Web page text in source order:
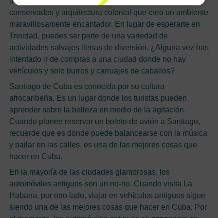
conservados y arquitectura colonial que crea un ambiente
maravillosamente encantador. En lugar de esperarte en
Trinidad, puedes ser parte de una variedad de
actividades salvajes llenas de diversión. ¿Alguna vez has
intentado ir de compras a una ciudad donde no hay
vehículos y solo burros y carruajes de caballos?
Santiago de Cuba es conocida por su cultura
afrocaribeña. Es un lugar donde los turistas pueden
aprender sobre la belleza en medio de la agitación.
Cuando planee reservar un boleto de avión a Santiago,
recuerde que es donde puede balancearse con la música
y bailar en las calles, es una de las mejores cosas que
hacer en Cuba.
En la mayoría de las ciudades glamorosas, los
automóviles antiguos son un no-no. Cuando visita La
Habana, por otro lado, viajar en vehículos antiguos sigue
siendo una de las mejores cosas que hacer en Cuba. Por